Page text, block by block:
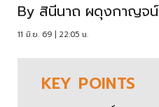
By สินีนาถ ผดุงกาญจน์
11 มิ.ย. 69 | 22:05 น.
KEY POINTS